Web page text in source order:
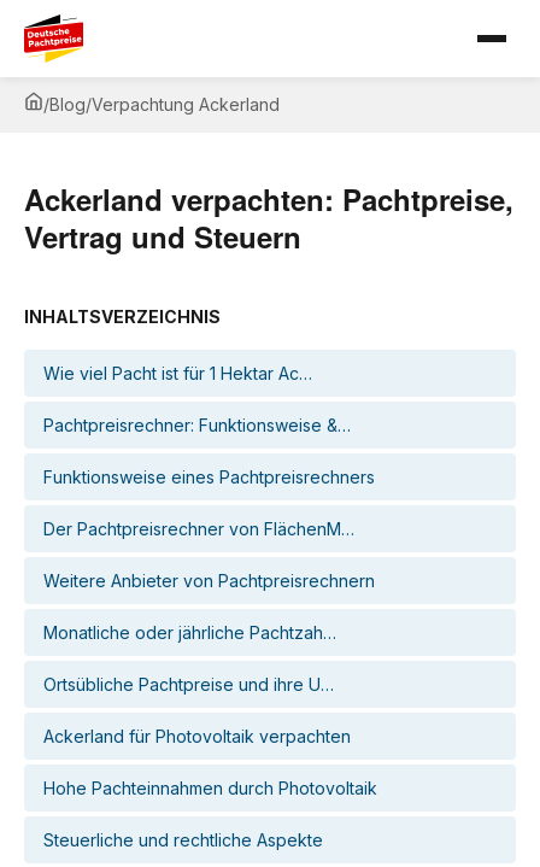
/Blog/Verpachtung Ackerland
Ackerland verpachten: Pachtpreise,
Vertrag und Steuern
INHALTSVERZEICHNIS
Wie viel Pacht ist für 1 Hektar Ac…
Pachtpreisrechner: Funktionsweise &…
Funktionsweise eines Pachtpreisrechners
Der Pachtpreisrechner von FlächenM…
Weitere Anbieter von Pachtpreisrechnern
Monatliche oder jährliche Pachtzah…
Ortsübliche Pachtpreise und ihre U…
Ackerland für Photovoltaik verpachten
Hohe Pachteinnahmen durch Photovoltaik
Steuerliche und rechtliche Aspekte